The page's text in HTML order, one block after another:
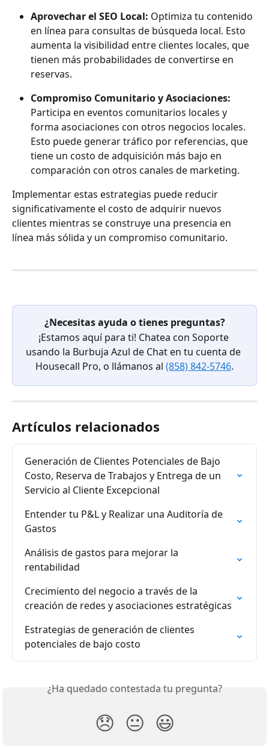
Aprovechar el SEO Local: Optimiza tu contenido
en línea para consultas de búsqueda local. Esto
aumenta la visibilidad entre clientes locales, que
tienen más probabilidades de convertirse en
reservas.
Compromiso Comunitario y Asociaciones:
Participa en eventos comunitarios locales y
forma asociaciones con otros negocios locales.
Esto puede generar tráfico por referencias, que
tiene un costo de adquisición más bajo en
comparación con otros canales de marketing.
Implementar estas estrategias puede reducir
significativamente el costo de adquirir nuevos
clientes mientras se construye una presencia en
línea más sólida y un compromiso comunitario.
¿Necesitas ayuda o tienes preguntas?
¡Estamos aquí para ti! Chatea con Soporte
usando la Burbuja Azul de Chat en tu cuenta de
Housecall Pro, o llámanos al (858) 842-5746.
Artículos relacionados
Generación de Clientes Potenciales de Bajo
Costo, Reserva de Trabajos y Entrega de un
Servicio al Cliente Excepcional
Entender tu P&L y Realizar una Auditoría de
Gastos
Análisis de gastos para mejorar la
rentabilidad
Crecimiento del negocio a través de la
creación de redes y asociaciones estratégicas
Estrategias de generación de clientes
potenciales de bajo costo
¿Ha quedado contestada tu pregunta?
😞 😐 😃